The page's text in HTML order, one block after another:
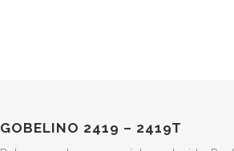
GOBELINO 2419 – 2419T